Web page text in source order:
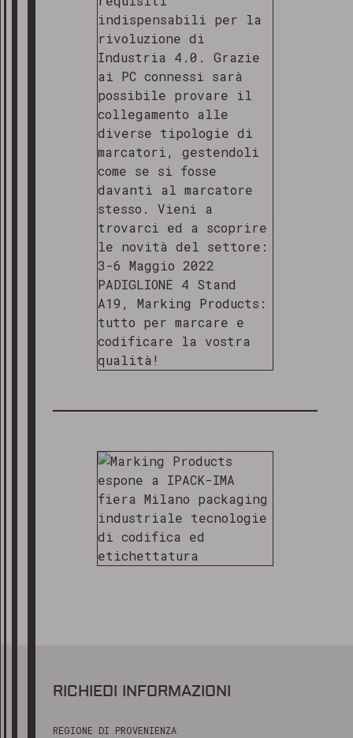
RICHIEDI INFORMAZIONI
REGIONE DI PROVENIENZA